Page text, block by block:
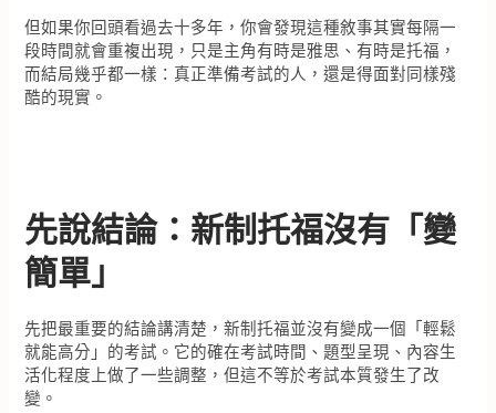
但如果你回頭看過去十多年，你會發現這種敘事其實每隔一
段時間就會重複出現，只是主角有時是雅思、有時是托福，
而結局幾乎都一樣：真正準備考試的人，還是得面對同樣殘
酷的現實。
先說結論：新制托福沒有「變
簡單」
先把最重要的結論講清楚，新制托福並沒有變成一個「輕鬆
就能高分」的考試。它的確在考試時間、題型呈現、內容生
活化程度上做了一些調整，但這不等於考試本質發生了改
變。